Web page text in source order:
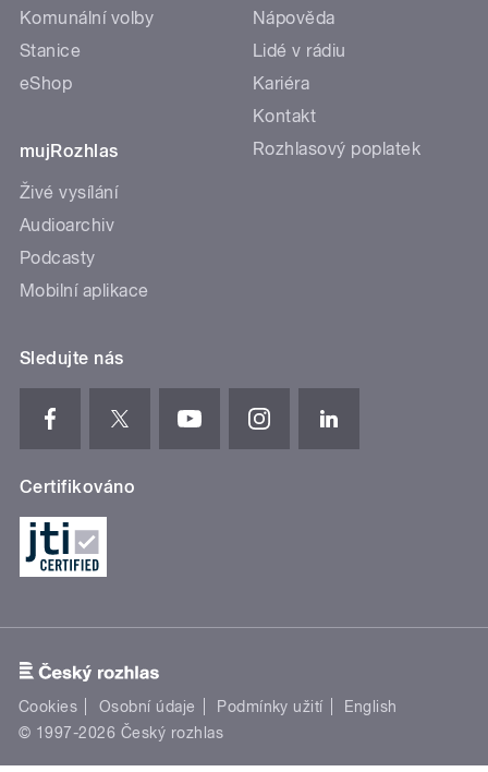
Komunální volby
Stanice
eShop
mujRozhlas
Živé vysílání
Audioarchiv
Podcasty
Mobilní aplikace
Nápověda
Lidé v rádiu
Kariéra
Kontakt
Rozhlasový poplatek
Sledujte nás
Certifikováno
Cookies Osobní údaje Podmínky užití
English
© 1997-2026 Český rozhlas